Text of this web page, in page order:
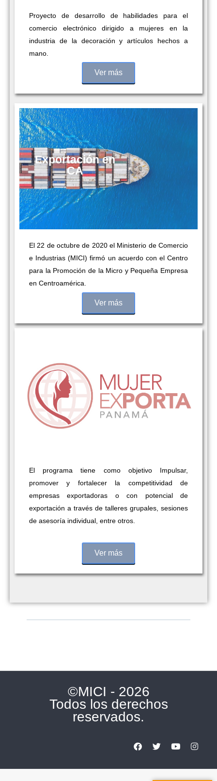
Proyecto de desarrollo de habilidades para el
comercio electrónico dirigido a mujeres en la
industria de la decoración y artículos hechosa
mano.
Ver más
Exportación en
CA
El 22 de octubre de 2020 el Ministerio de Comercio
e Industrias (MICI) firmó un acuerdo con el Centro
para la Promoción de la Micro y Pequeña Empresa
en Centroamérica.
Ver más
El programa tiene como objetivo Impulsar,
promover y fortalecer la competitividad de
empresas exportadoras o con potencial de
exportación a través de talleres grupales, sesiones
de asesoría individual, entre otros.
Ver más
©MICI - 2026
Todos los derechos
reservados.